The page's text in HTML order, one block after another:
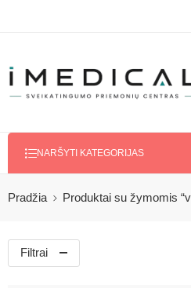
NARŠYTI KATEGORIJAS
Pradžia Produktai su žymomis
Filtrai